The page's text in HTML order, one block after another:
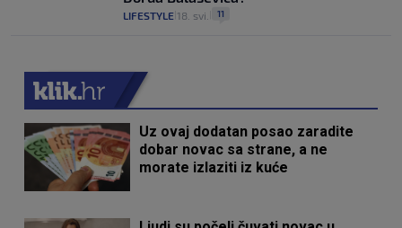
LIFESTYLE 18. svi. 11
Uz ovaj dodatan posao zaradite
dobar novac sa strane, a ne
morate izlaziti iz kuće